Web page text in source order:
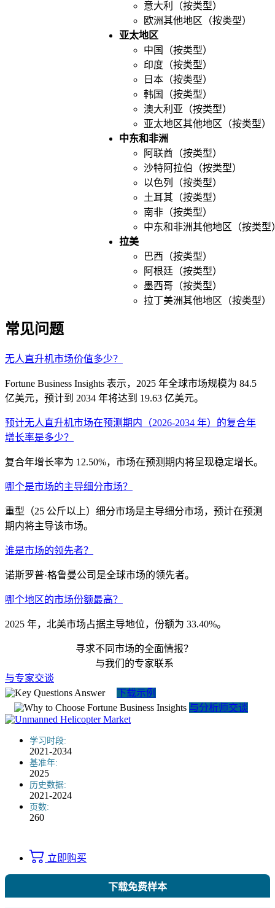
意大利（按类型）
欧洲其他地区（按类型）
亚太地区
中国（按类型）
印度（按类型）
日本（按类型）
韩国（按类型）
澳大利亚（按类型）
亚太地区其他地区（按类型）
中东和非洲
阿联酋（按类型）
沙特阿拉伯（按类型）
以色列（按类型）
土耳其（按类型）
南非（按类型）
中东和非洲其他地区（按类型
拉美
巴西（按类型）
阿根廷（按类型）
墨西哥（按类型）
拉丁美洲其他地区（按类型）
常见问题
无人直升机市场价值多少？
Fortune Business Insights 表示，2025 年全球市场规模为 84.5
亿美元，预计到 2034 年将达到 19.63 亿美元。
预计无人直升机市场在预测期内（2026-2034 年）的复合年
增长率是多少？
复合年增长率为 12.50%，市场在预测期内将呈现稳定增长。
哪个是市场的主导细分市场？
重型（25 公斤以上）细分市场是主导细分市场，预计在预测
期内将主导该市场。
谁是市场的领先者？
诺斯罗普·格鲁曼公司是全球市场的领先者。
哪个地区的市场份额最高？
2025 年，北美市场占据主导地位，份额为 33.40%。
寻求不同市场的全面情报？
与我们的专家联系
与专家交谈
下载示例
与分析师交谈
学习时段:
2021-2034
基准年:
2025
历史数据:
2021-2024
页数:
260
立即购买
下载免费样本